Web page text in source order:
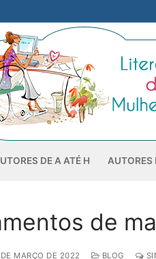
DE A ATÉ H AUTORES
de
MARÇO DE 2022 BLOG